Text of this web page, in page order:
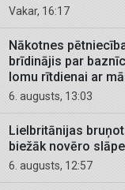
Vakar, 16:17
Nākotnes
brīdinājis par
lomu rītdienai ar
6. augusts, 13:03
Lielbritānijas
biežāk novēro
6. augusts, 12:57